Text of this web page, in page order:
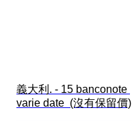
義大利. - 15 banconote
varie date  (沒有保留價)